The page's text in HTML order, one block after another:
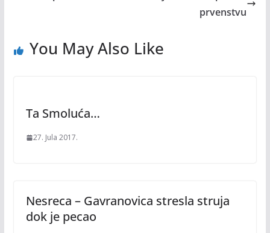
prvenstvu
You May Also Like
Ta Smoluća…
27. Jula 2017.
Nesreca – Gavranovica stresla struja
dok je pecao